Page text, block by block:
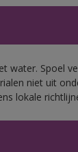
water. Spoel
niet uit
lokale